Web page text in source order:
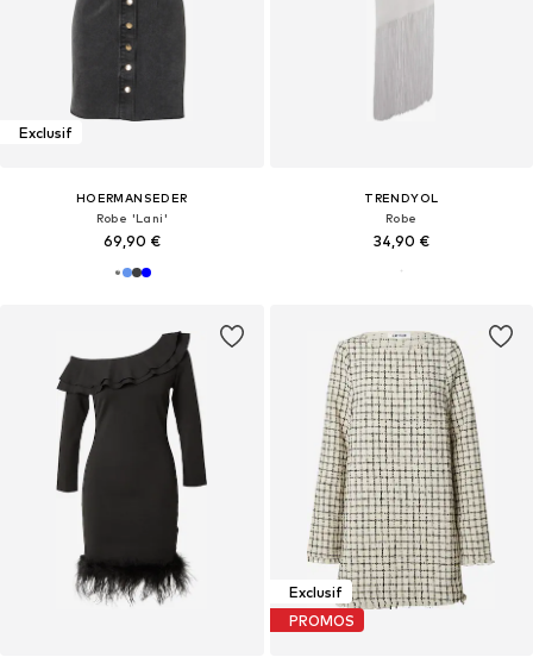
Exclusif
HOERMANSEDER
Robe 'Lani'
69,90 €
TRENDYOL
Robe
34,90 €
Exclusif
PROMOS